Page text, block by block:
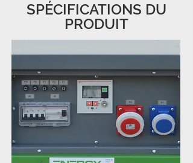
SPÉCIFICATIONS DU
PRODUIT